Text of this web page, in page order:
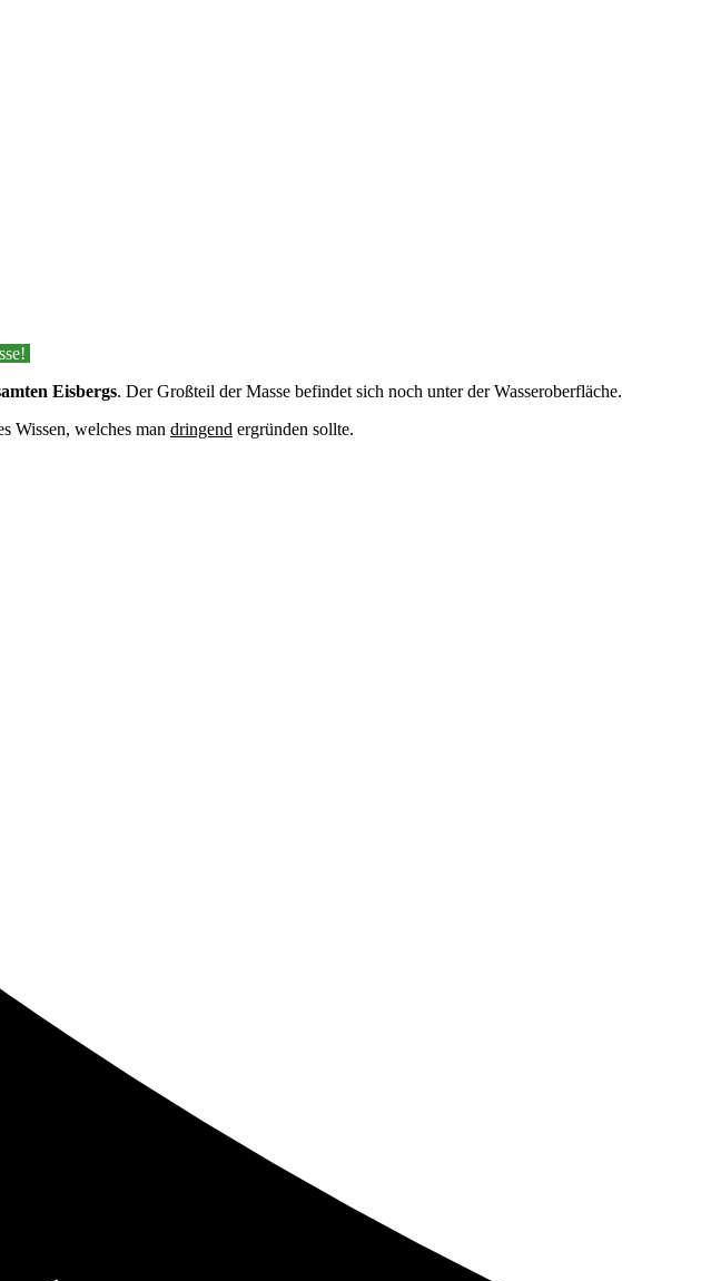
Eisbergs. Der Großteil der Masse befindet sich noch unter der Wasseroberfläche.
Wissen, welches man dringend ergründen sollte.